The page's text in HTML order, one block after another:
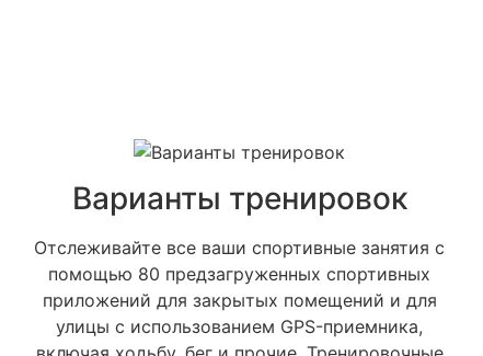
Варианты тренировок
Отслеживайте все ваши спортивные занятия с
помощью 80 предзагруженных спортивных
приложений для закрытых помещений и для
улицы с использованием GPS-приемника,